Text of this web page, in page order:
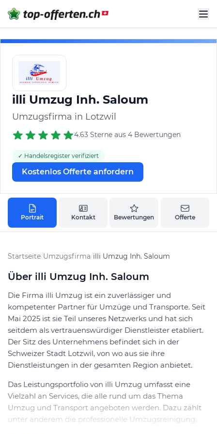
illi Umzug Inh. Saloum
Umzugsfirma in Lotzwil
4.63 Sterne aus 4 Bewertungen
✓ Handelsregister verifiziert
Kostenlos Offerte anfordern
Portrait Kontakt Bewertungen Offerte
Startseite/Umzugsfirma/illi Umzug Inh. Saloum
Über illi Umzug Inh. Saloum
Die Firma illi Umzug ist ein zuverlässiger und
kompetenter Partner für Umzüge und Transporte. Seit
Mai 2025 ist sie Teil unseres Netzwerks und hat sich
seitdem als vertrauenswürdiger Dienstleister etabliert.
Der Sitz des Unternehmens befindet sich in der
Schweizer Stadt Lotzwil, von wo aus sie ihre
Dienstleistungen in der gesamten Region anbietet.
Das Leistungsportfolio von illi Umzug umfasst eine
Vielzahl an Services, die alle rund um das Thema
Umzug und Transport angeboten werden. Dazu zählt
unter anderem die professionelle Umzugsreinigung,